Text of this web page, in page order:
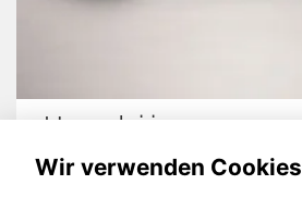
Hyundai i30
Wir verwenden Cookies